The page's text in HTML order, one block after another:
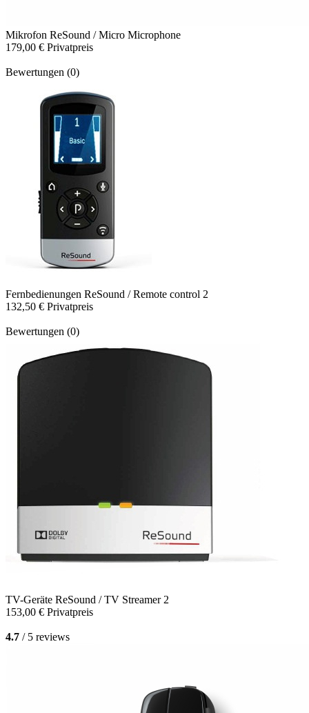
Mikrofon ReSound / Micro Microphone
179,00 € Privatpreis
Bewertungen (0)
Fernbedienungen ReSound / Remote control 2
132,50 € Privatpreis
Bewertungen (0)
TV-Geräte ReSound / TV Streamer 2
153,00 € Privatpreis
4.7 / 5 reviews